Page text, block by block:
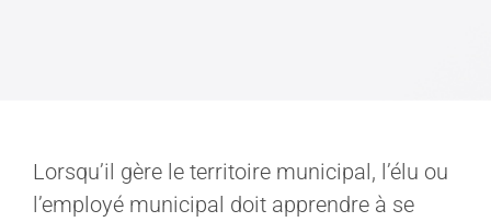
Lorsqu’il gère le territoire municipal, l’élu ou
l’employé municipal doit apprendre à se